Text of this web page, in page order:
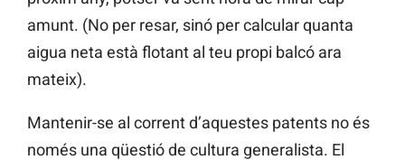
amunt. (No per resar, sinó per calcular quanta
aigua neta està flotant al teu propi balcó ara
mateix).
Mantenir-se al corrent d’aquestes patents no és
només una qüestió de cultura generalista. El